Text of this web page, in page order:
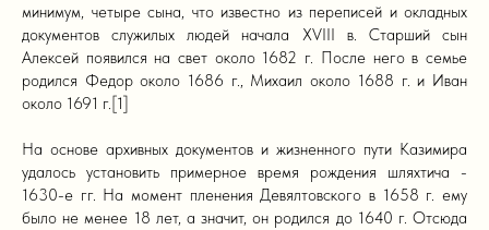
минимум, четыре сына, что известно из переписей и окладных
документов служилых людей начала XVIII в. Старший сын
Алексей появился на свет около 1682 г. После него в семье
родился Федор около 1686 г., Михаил около 1688 г. и Иван
около 1691 г.[1]
На основе архивных документов и жизненного пути Казимира
удалось установить примерное время рождения шляхтича -
1630-е гг. На момент пленения Девялтовского в 1658 г. ему
было не менее 18 лет, а значит, он родился до 1640 г. Отсюда